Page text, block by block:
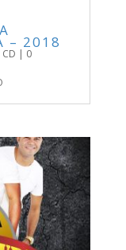
– 2018
CD | 0